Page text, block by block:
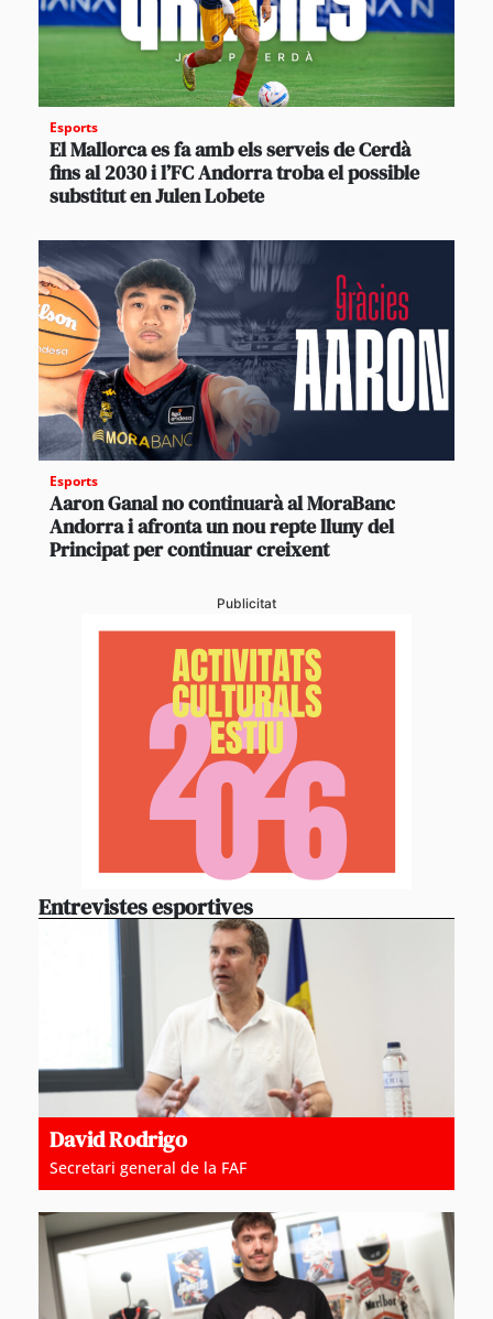
Esports
El Mallorca es fa amb els serveis de Cerdà
fins al 2030 i l’FC Andorra troba el possible
substitut en Julen Lobete
Esports
Aaron Ganal no continuarà al MoraBanc
Andorra i afronta un nou repte lluny del
Principat per continuar creixent
Publicitat
Entrevistes esportives
David Rodrigo
Secretari general de la FAF